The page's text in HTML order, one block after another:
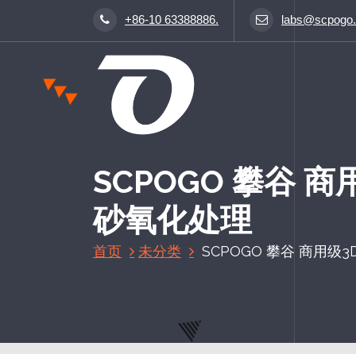
+86-10 63388886.
SCPOGO 攀谷
砂氧化处理
首页 未分类 SCPOGO 攀谷 商用级